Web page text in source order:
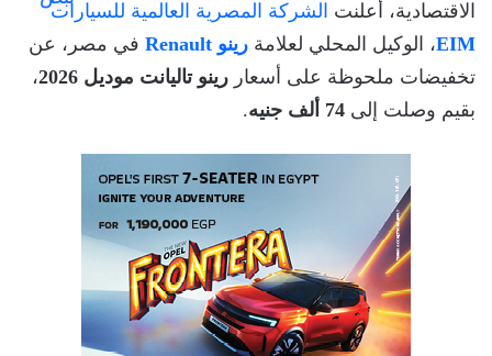
الاقتصادية، أعلنت الشركة المصرية العالمية للسيارات
EIM، الوكيل المحلي لعلامة رينو Renault
في مصر، عن
تخفيضات ملحوظة على أسعار رينو تاليانت موديل 2026
،
بقيم وصلت إلى 74 ألف جنيه .